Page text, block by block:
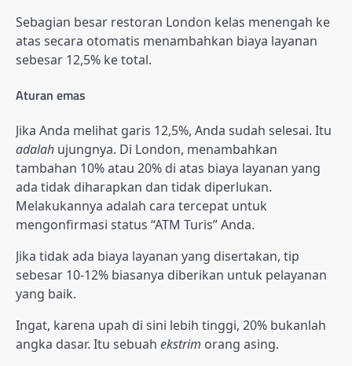
Sebagian besar restoran London kelas menengah ke
atas secara otomatis menambahkan biaya layanan
sebesar 12,5% ke total.
Aturan emas
Jika Anda melihat garis 12,5%, Anda sudah selesai. Itu
adalah ujungnya. Di London, menambahkan
tambahan 10% atau 20% di atas biaya layanan yang
ada tidak diharapkan dan tidak diperlukan.
Melakukannya adalah cara tercepat untuk
mengonfirmasi status “ATM Turis” Anda.
Jika tidak ada biaya layanan yang disertakan, tip
sebesar 10-12% biasanya diberikan untuk pelayanan
yang baik.
Ingat, karena upah di sini lebih tinggi, 20% bukanlah
angka dasar. Itu sebuah ekstrim orang asing.